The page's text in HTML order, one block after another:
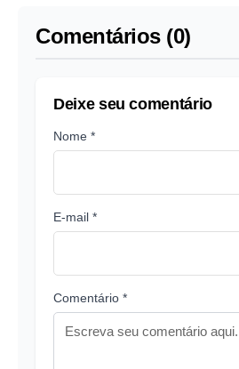
Comentários (0)
Deixe seu comentário
Nome *
E-mail *
Comentário *